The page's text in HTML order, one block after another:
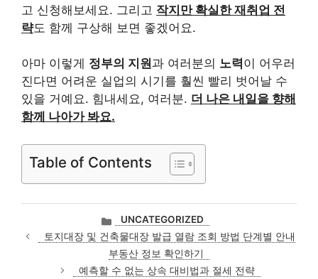
고 신청해보세요. 그리고 작지만 확실한 재취업 전
략도 함께 구상해 보면 좋겠어요.
아마 이렇게 정부의 지원과 여러분의 노력이 어우러
진다면 어려운 실업의 시기를 훨씬 빨리 벗어날 수
있을 거예요. 힘내세요, 여러분. 더 나은 내일을 향해
함께 나아가 봐요.
Table of Contents
카
테
고
리
UNCATEGORIZED
토지대장 및 건축물대장 발급 열람 조회 방법 단계별 안내
부동산 정보 확인하기
예측할 수 없는 상속 대비법과 절세 전략